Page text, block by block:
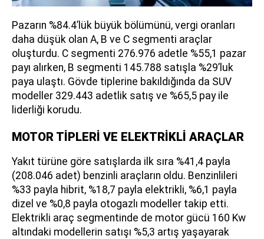
Pazarın %84.4’lük büyük bölümünü, vergi oranları
daha düşük olan A, B ve C segmenti araçlar
oluşturdu. C segmenti 276.976 adetle %55,1 pazar
payı alırken, B segmenti 145.788 satışla %29’luk
paya ulaştı. Gövde tiplerine bakıldığında da SUV
modeller 329.443 adetlik satış ve %65,5 pay ile
liderliği korudu.
MOTOR TİPLERİ VE ELEKTRİKLİ ARAÇLAR
Yakıt türüne göre satışlarda ilk sıra %41,4 payla
(208.046 adet) benzinli araçların oldu. Benzinlileri
%33 payla hibrit, %18,7 payla elektrikli, %6,1 payla
dizel ve %0,8 payla otogazlı modeller takip etti.
Elektrikli araç segmentinde de motor gücü 160 Kw
altındaki modellerin satışı %5,3 artış yaşayarak